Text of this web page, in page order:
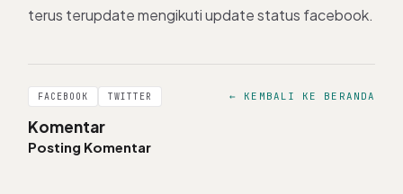
terus terupdate mengikuti update status facebook.
FACEBOOK TWITTER ← KEMBALI KE BERANDA
Komentar
Posting Komentar